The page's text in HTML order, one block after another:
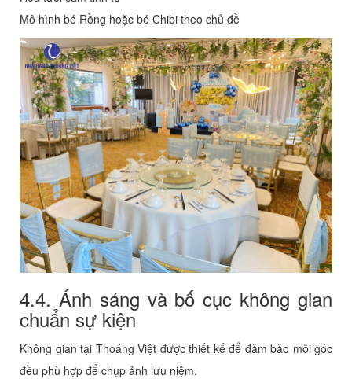
Mô hình bé Rồng hoặc bé Chibi theo chủ đề
4.4. Ánh sáng và bố cục không gian
chuẩn sự kiện
Không gian tại Thoáng Việt được thiết kế để đảm bảo mỗi góc
đều phù hợp để chụp ảnh lưu niệm.